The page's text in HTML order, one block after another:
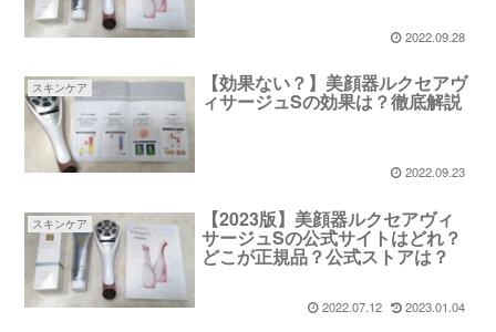
2022.09.28
スキンケア 【効果ない？】美顔器ルクセアヴ
ィサージュSの効果は？徹底解説
2022.09.23
スキンケア 【2023版】美顔器ルクセアヴィ
サージュSの公式サイトはどれ？
どこが正規品？公式ストアは？
2022.07.12 2023.01.04